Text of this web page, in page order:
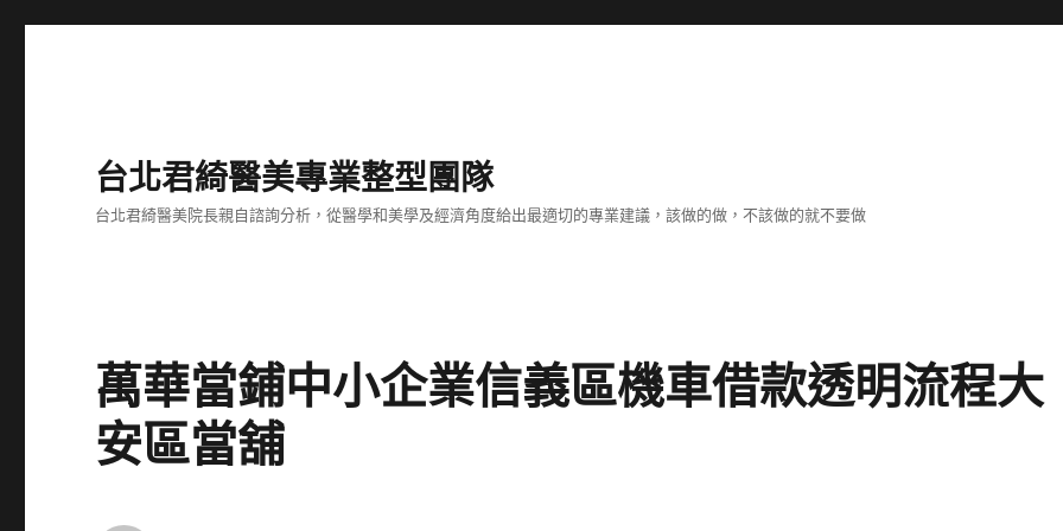
台北君綺醫美專業整型團隊
台北君綺醫美院長親自諮詢分析，從醫學和美學及經濟角度給出最適切的專業建議，該做的做，不該做的就不要做
萬華當鋪中小企業信義區機車借款透明流程大
安區當舖